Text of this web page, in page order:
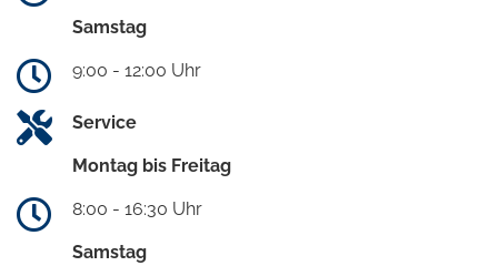
Samstag
9:00 - 12:00 Uhr
Service
Montag bis Freitag
8:00 - 16:30 Uhr
Samstag